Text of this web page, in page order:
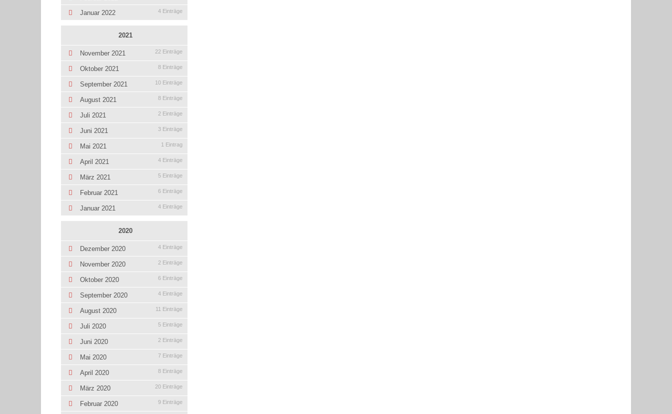
Januar 2022 4 Einträge
2021
November 2021 22 Einträge
Oktober 2021 8 Einträge
September 2021 10 Einträge
August 2021 8 Einträge
Juli 2021 2 Einträge
Juni 2021 3 Einträge
Mai 2021 1 Eintrag
April 2021 4 Einträge
März 2021 5 Einträge
Februar 2021 6 Einträge
Januar 2021 4 Einträge
2020
Dezember 2020 4 Einträge
November 2020 2 Einträge
Oktober 2020 6 Einträge
September 2020 4 Einträge
August 2020 11 Einträge
Juli 2020 5 Einträge
Juni 2020 2 Einträge
Mai 2020 7 Einträge
April 2020 8 Einträge
März 2020 20 Einträge
Februar 2020 9 Einträge